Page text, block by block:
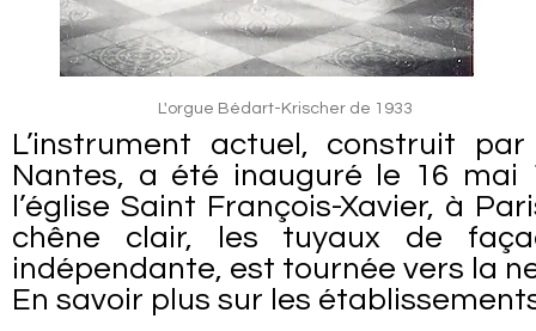
L'orgue Bédart-Krischer de 1933
L’instrument actuel, construit
Nantes, a été inauguré le 16 mai
l’église Saint François-Xavier, à
chêne clair, les tuyaux de
indépendante, est tournée vers la
En savoir plus sur les